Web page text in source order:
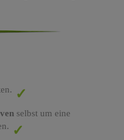
selbst um eine